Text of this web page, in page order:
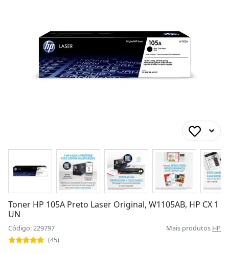
Toner HP 105A Preto Laser Original, W1105AB, HP CX 1
UN
Código: 229797 Mais produtos HP
(45)